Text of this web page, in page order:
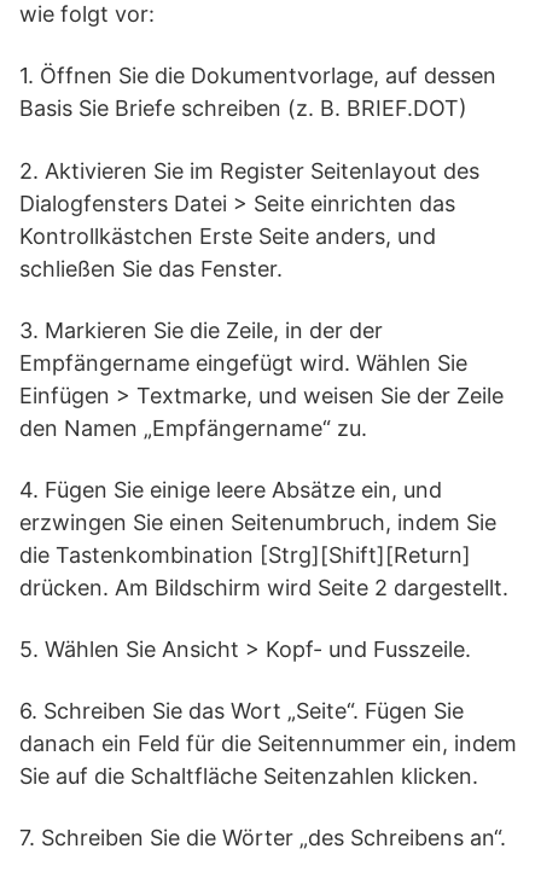
wie folgt vor:
1. Öffnen Sie die Dokumentvorlage, auf dessen
Basis Sie Briefe schreiben (z. B. BRIEF.DOT)
2. Aktivieren Sie im Register Seitenlayout des
Dialogfensters Datei > Seite einrichten das
Kontrollkästchen Erste Seite anders, und
schließen Sie das Fenster.
3. Markieren Sie die Zeile, in der der
Empfängername eingefügt wird. Wählen Sie
Einfügen > Textmarke, und weisen Sie der Zeile
den Namen „Empfängername“ zu.
4. Fügen Sie einige leere Absätze ein, und
erzwingen Sie einen Seitenumbruch, indem Sie
die Tastenkombination [Strg][Shift][Return]
drücken. Am Bildschirm wird Seite 2 dargestellt.
5. Wählen Sie Ansicht > Kopf- und Fusszeile.
6. Schreiben Sie das Wort „Seite“. Fügen Sie
danach ein Feld für die Seitennummer ein, indem
Sie auf die Schaltfläche Seitenzahlen klicken.
7. Schreiben Sie die Wörter „des Schreibens an“.